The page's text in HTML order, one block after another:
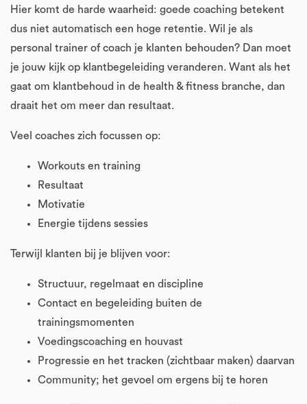
Hier komt de harde waarheid: goede coaching betekent
dus niet automatisch een hoge retentie. Wil je als
personal trainer of coach je klanten behouden? Dan moet
je jouw kijk op klantbegeleiding veranderen. Want als het
gaat om klantbehoud in de health & fitness branche, dan
draait het om meer dan resultaat.
Veel coaches zich focussen op:
Workouts en training
Resultaat
Motivatie
Energie tijdens sessies
Terwijl klanten bij je blijven voor:
Structuur, regelmaat en discipline
Contact en begeleiding buiten de
trainingsmomenten
Voedingscoaching en houvast
Progressie en het tracken (zichtbaar maken) daarvan
Community; het gevoel om ergens bij te horen